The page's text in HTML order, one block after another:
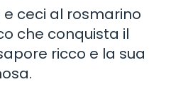
e ceci al rosmarino
che conquista il
ricco e la sua